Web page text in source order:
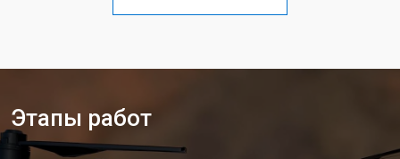
Замена материнской платы от 2800 ₽
Этапы работ